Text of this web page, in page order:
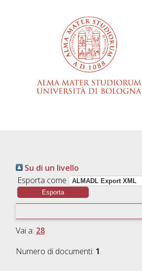
Su di un livello
Esporta come
Vai a: 28
Numero di documenti: 1.